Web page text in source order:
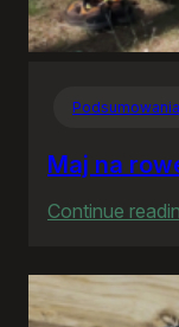
Maj na
Continue